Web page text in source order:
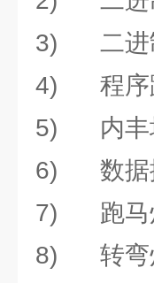
3) 二进
4) 程序
5) 内丰
6) 数据
7) 跑马
8) 转弯